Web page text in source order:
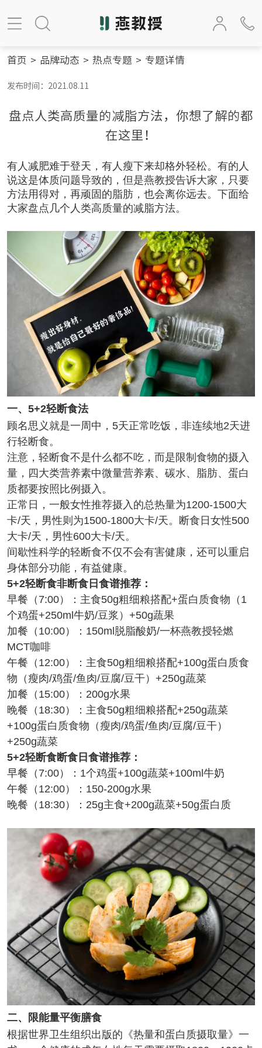
首页 > 品牌动态 > 热点专题 > 专题详情
发布时间：2021.08.11
盘点人类高质量的减脂方法，你想了解的都
在这里！
有人减肥难于登天，有人瘦下来却格外轻松。有的人
说这是体质问题导致的，但是燕教授告诉大家，只要
方法用得对，再顽固的脂肪，也会离你远去。下面给
大家盘点几个人类高质量的减脂方法。
一、5+2轻断食法
顾名思义就是一周中，5天正常吃饭，非连续地2天进
行轻断食。
注意，轻断食不是什么都不吃，而是限制食物的摄入
量，四大类营养素中微量营养素、碳水、脂肪、蛋白
质都要按照比例摄入。
正常日，一般女性推荐摄入的总热量为1200-1500大
卡/天，男性则为1500-1800大卡/天。断食日女性500
大卡/天，男性600大卡/天。
间歇性科学的轻断食不仅不会有害健康，还可以重启
身体部分功能，有益健康。
5+2轻断食非断食日食谱推荐：
早餐（7:00）：主食50g粗细粮搭配+蛋白质食物（1
个鸡蛋+250ml牛奶/豆浆）+50g蔬果
加餐（10:00）：150ml脱脂酸奶/一杯燕教授轻燃
MCT咖啡
午餐（12:00）：主食50g粗细粮搭配+100g蛋白质食
物（瘦肉/鸡蛋/鱼肉/豆腐/豆干）+250g蔬菜
加餐（15:00）：200g水果
晚餐（18:30）：主食50g粗细粮搭配+250g蔬菜
+100g蛋白质食物（瘦肉/鸡蛋/鱼肉/豆腐/豆干）
+250g蔬菜
5+2轻断食断食日食谱推荐：
早餐（7:00）：1个鸡蛋+100g蔬菜+100ml牛奶
午餐（12:00）：150-200g水果
晚餐（18:30）：25g主食+200g蔬菜+50g蛋白质
二、限能量平衡膳食
根据世界卫生组织出版的《热量和蛋白质摄取量》一